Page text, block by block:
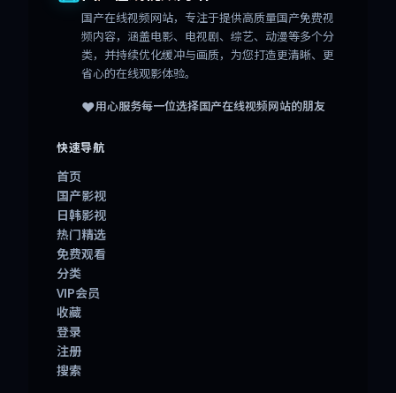
国产在线视频网站，专注于提供高质量国产免费视
频内容，涵盖电影、电视剧、综艺、动漫等多个分
类，并持续优化缓冲与画质，为您打造更清晰、更
省心的在线观影体验。
❤️用心服务每一位选择国产在线视频网站的朋友
快速导航
首页
国产影视
日韩影视
热门精选
免费观看
分类
VIP会员
收藏
登录
注册
搜索